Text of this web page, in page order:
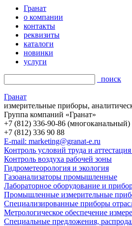
Гранат
о компании
контакты
реквизиты
каталоги
новинки
услуги
поиск
Гранат
измерительные приборы,
Группа компаний «Гранат»
+7 (812) 336-90-86 (многоканальный)
+7 (812) 336 90 88
E-mail: marketing@granat-e.ru
Контроль условий труда и
Контроль воздуха рабочей зоны
Гидрометеорология и экология
Газоанализаторы промышленные
Лабораторное оборудование и
Промышленные измерительные
Специализированные приборы
Метрологическое обеспечение
Специальные предложения,